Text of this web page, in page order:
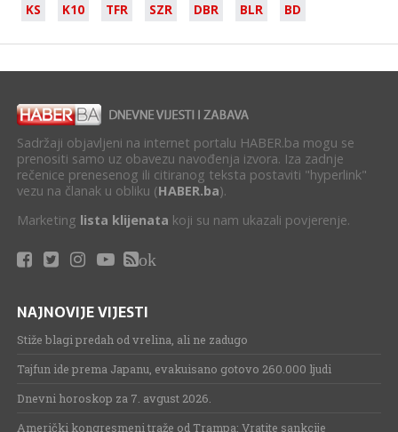
KS
K10 TFR SZR DBR BLR BD
Sadržaji objavljeni na internet portalu HABER.ba mogu se
prenositi samo uz obavezu navođenja izvora. Iza zadnje
rečenice prenesenog ili citiranog teksta postaviti "hyperlink"
vezu na članak u obliku (HABER.ba).
Marketing lista klijenata koji su nam ukazali povjerenje.
ok
NAJNOVIJE VIJESTI
Stiže blagi predah od vrelina, ali ne zadugo
Tajfun ide prema Japanu, evakuisano gotovo 260.000 ljudi
Dnevni horoskop za 7. avgust 2026.
Američki kongresmeni traže od Trampa: Vratite sankcije